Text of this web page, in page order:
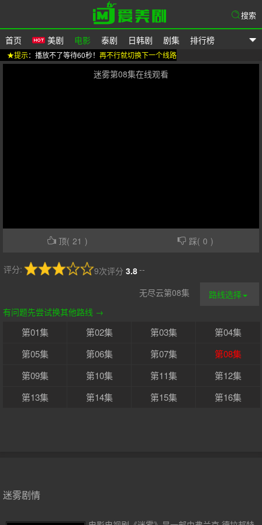
爱美剧
首页 美剧 电影 泰剧 日韩剧 剧集 排行榜
搜索
★提示：播放不了等待60秒！ 再不行就切换下一个线路
迷雾第08集在线观看
顶( 21 ) 踩( 0 )
评分: 3.8
9次评分 --
路线选择
无尽云第08集
有问题先尝试换其他路线 →
第01集 第02集 第03集
第04集
第05集
第06集 第07集
第08集
第09集
第10集 第11集
第12集
第13集
第14集 第15集 第16集
迷雾剧情